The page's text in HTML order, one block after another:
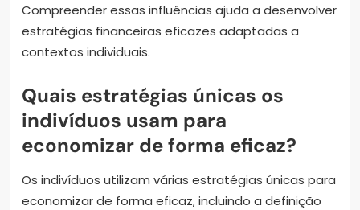
Compreender essas influências ajuda a desenvolver
estratégias financeiras eficazes adaptadas a
contextos individuais.
Quais estratégias únicas os
indivíduos usam para
economizar de forma eficaz?
Os indivíduos utilizam várias estratégias únicas para
economizar de forma eficaz, incluindo a definição